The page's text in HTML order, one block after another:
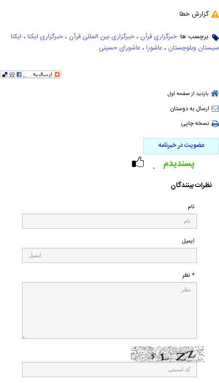
گزارش خطا
برچسب ها: خبرگزاری قرآن ، خبرگزاری بین المللی قرآن ، خبرگزاری ایکنا ، ایکنا
سیستان وبلوچستان ، عاشورا ، عاشورای حسینی
بازدید از صفحه اول
ارسال به دوستان
نسخه چاپی
عضویت در خبرنامه
۰ پسندیدم
نظرات بینندگان
نام
ایمیل
* نظر